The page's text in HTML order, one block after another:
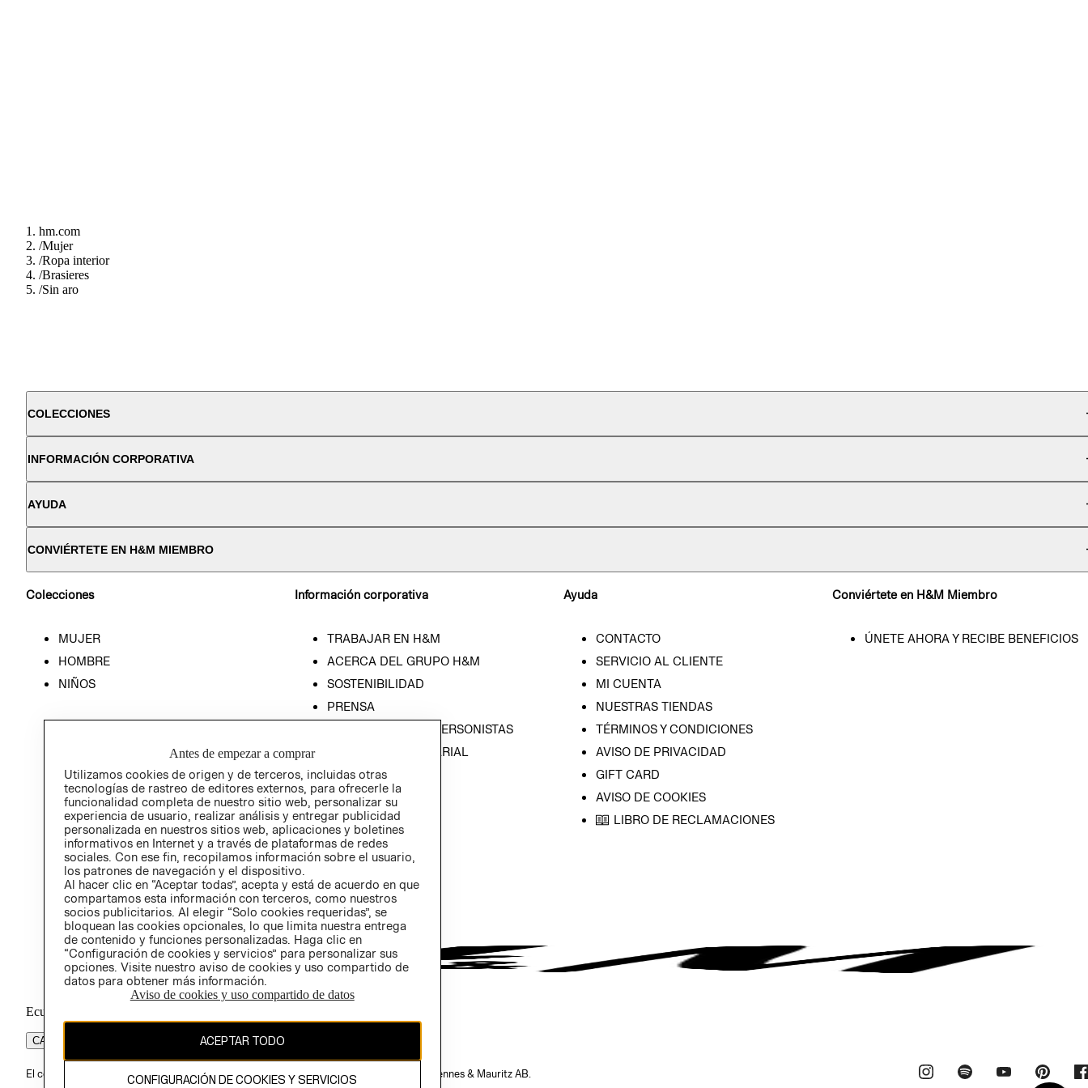
hm.com
/Mujer
/Ropa interior
/Brasieres
/Sin aro
COLECCIONES
INFORMACIÓN CORPORATIVA
AYUDA
CONVIÉRTETE EN H&M MIEMBRO
Colecciones
MUJER
HOMBRE
NIÑOS
Información corporativa
TRABAJAR EN H&M
ACERCA DEL GRUPO H&M
SOSTENIBILIDAD
PRENSA
RELACIÓN CON INVERSONISTAS
POLÍTICA EMPRESARIAL
Ayuda
CONTACTO
SERVICIO AL CLIENTE
MI CUENTA
NUESTRAS TIENDAS
TÉRMINOS Y CONDICIONES
AVISO DE PRIVACIDAD
GIFT CARD
AVISO DE COOKIES
LIBRO DE RECLAMACIONES
Conviértete en H&M Miembro
ÚNETE AHORA Y RECIBE BENEFICIOS
Ecuador ($)
CAMBIAR REGIÓN
El contenido de esta página web está protegido por copyright y es propiedad de H&M Hennes & Mauritz AB.
Antes de empezar a comprar
Utilizamos cookies de origen y de terceros, incluidas otras
tecnologías de rastreo de editores externos, para ofrecerle la
funcionalidad completa de nuestro sitio web, personalizar su
experiencia de usuario, realizar análisis y entregar publicidad
personalizada en nuestros sitios web, aplicaciones y boletines
informativos en Internet y a través de plataformas de redes
sociales. Con ese fin, recopilamos información sobre el usuario,
los patrones de navegación y el dispositivo.
Al hacer clic en “Aceptar todas”, acepta y está de acuerdo en que
compartamos esta información con terceros, como nuestros
socios publicitarios. Al elegir “Solo cookies requeridas”, se
bloquean las cookies opcionales, lo que limita nuestra entrega
de contenido y funciones personalizadas. Haga clic en
“Configuración de cookies y servicios” para personalizar sus
opciones. Visite nuestro aviso de cookies y uso compartido de
datos para obtener más información.
Aviso de cookies y uso compartido de datos
ACEPTAR TODO
CONFIGURACIÓN DE COOKIES Y SERVICIOS